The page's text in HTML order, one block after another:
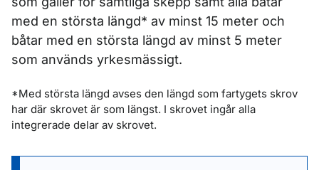
med en största längd* av minst 15 meter och
båtar med en största längd av minst 5 meter
som används yrkesmässigt.
*Med största längd avses den längd som fartygets skrov
har där skrovet är som längst. I skrovet ingår alla
integrerade delar av skrovet.